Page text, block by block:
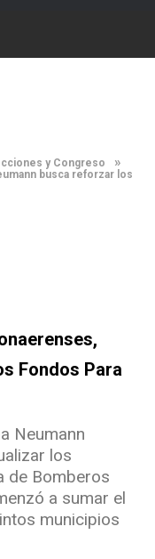
y Congreso »
busca reforzar los
Fondos Para
Neumann
los
de Bomberos
a sumar el
municipios